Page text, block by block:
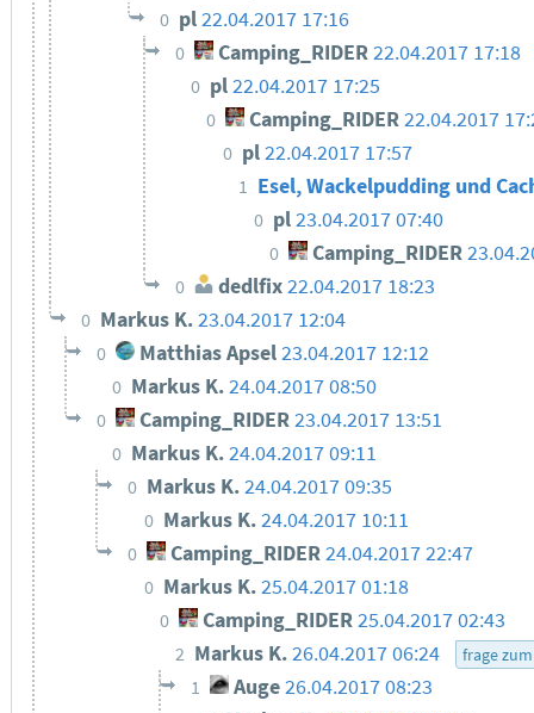
0 pl22.04.2017 17:16
0 Camping_RIDER22.04.2017 17:18
0 pl22.04.2017 17:25
0 Camping_RIDER22.04.2017
0 pl22.04.2017 17:57
1 Esel, Wackelpudding und
0 pl23.04.2017 07:40
0 Camping_RIDER
0 dedlfix22.04.2017 18:23
0 Markus K.23.04.2017 12:04
0 Matthias Apsel23.04.2017 12:12
0 Markus K.24.04.2017 08:50
0 Camping_RIDER23.04.2017 13:51
0 Markus K.24.04.2017 09:11
0 Markus K.24.04.2017 09:35
0 Markus K.24.04.2017 10:11
0 Camping_RIDER24.04.2017 22:47
0 Markus K.25.04.2017 01:18
0 Camping_RIDER 25.04.2017 02:43
2 Markus K.26.04.2017 06:24 frage
1 Auge26.04.2017 08:23